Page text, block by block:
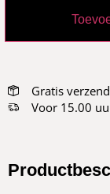
Gratis
Voor 15.00